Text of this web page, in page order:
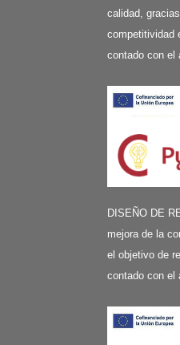
calidad,
competitividad
contado con el
DISEÑO DE
mejora de la
el objetivo de
contado con el